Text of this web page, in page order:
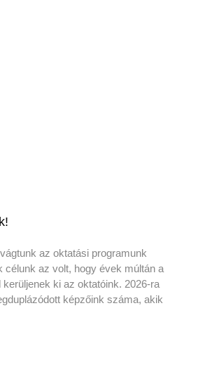
az oktatási programunk
célunk az volt, hogy évek múltán a
ki az oktatóink. 2026-ra
képzőink száma, akik